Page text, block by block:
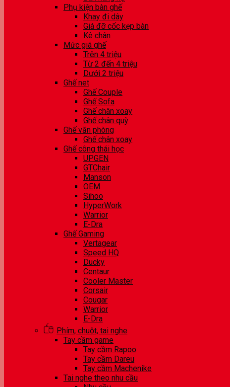
Phụ kiện bàn ghế
Khay đi dây
Giá đỡ cốc kẹp bàn
Kê chân
Mức giá ghế
Trên 4 triệu
Từ 2 đến 4 triệu
Dưới 2 triệu
Ghế net
Ghế Couple
Ghế Sofa
Ghế chân xoay
Ghế chân quỳ
Ghế văn phòng
Ghế chân xoay
Ghế công thái học
UPGEN
GTChair
Manson
OEM
Sihoo
HyperWork
Warrior
E-Dra
Ghế Gaming
Vertagear
Speed HQ
Ducky
Centaur
Cooler Master
Corsair
Cougar
Warrior
E-Dra
Phím, chuột, tai nghe
Tay cầm game
Tay cầm Rapoo
Tay cầm Dareu
Tay cầm Machenike
Tai nghe theo nhu cầu